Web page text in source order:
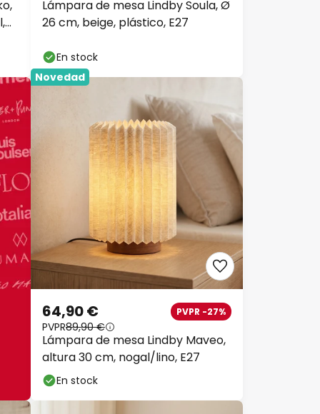
Lámpara de mesa Lindby Soula, Ø
26 cm, beige, plástico, E27
En stock
Novedad
Lámpara de mesa Lindby Maveo,
altura 30 cm, nogal/lino, E27
64,90 € PVPR -27%
PVPR89,90 €
En stock